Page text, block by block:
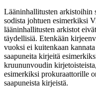
Lääninhallitusten arkistoihin
sodista johtuen esimerkiksi
lääninhallitusten arkistot
täydellisiä. Etenkään
vuoksi ei kuitenkaan
saapuneita kirjeitä
kruununvoudin
esimerkiksi prokuraattorille
saapuneista kirjeistä.